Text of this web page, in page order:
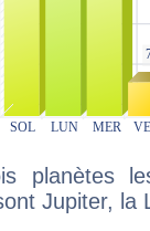
planètes
Jupiter, la